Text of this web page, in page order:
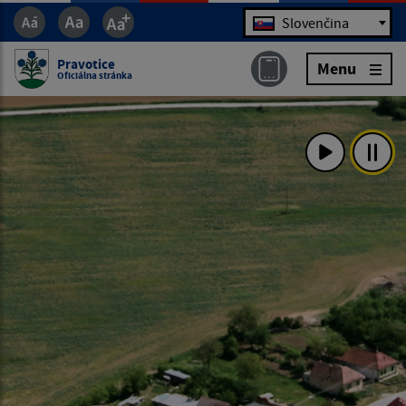
Jazyk Slovenčina
Pravotice
Oficiálna stránka Menu